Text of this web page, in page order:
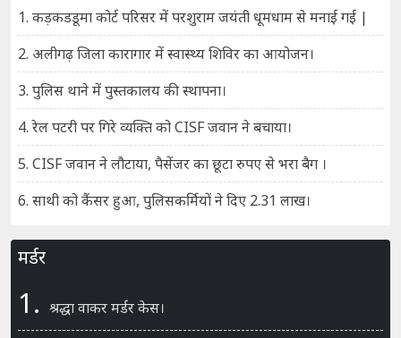
1. कड़कडडूमा कोर्ट परिसर में परशुराम जयंती धूमधाम से मनाई गई |
2. अलीगढ़ जिला कारागार में स्वास्थ्य शिविर का आयोजन।
3. पुलिस थाने में पुस्तकालय की स्थापना।
4. रेल पटरी पर गिरे व्यक्ति को CISF जवान ने बचाया।
5. CISF जवान ने लौटाया, पैसेंजर का छूटा रुपए से भरा बैग ।
6. साथी को कैंसर हुआ, पुलिसकर्मियों ने दिए 2.31 लाख।
मर्डर
1. श्रद्धा वाकर मर्डर केस।